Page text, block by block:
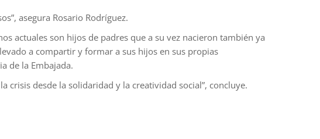
asegura Rosario Rodríguez.
actuales son hijos de padres que a su vez nacieron también ya
a compartir y formar a sus hijos en sus propias
de la Embajada.
crisis desde la solidaridad y la creatividad social”, concluye.